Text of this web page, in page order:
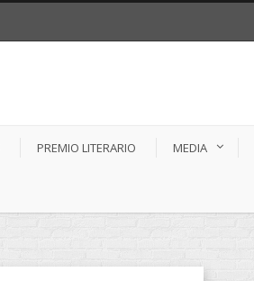
PREMIO LITERARIO MEDIA